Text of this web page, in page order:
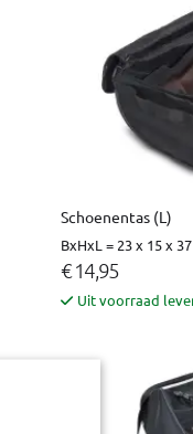
Schoenentas (L)
BxHxL = 23 x 15 x
€ 14,95
Uit voorraad